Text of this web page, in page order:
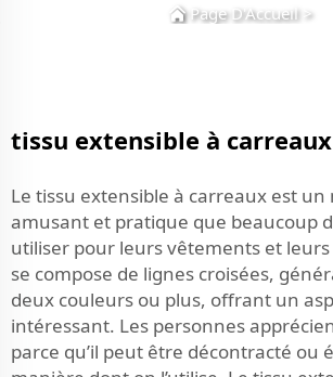
Page D'Accueil>
tissu extensible à carreaux
Le tissu extensible à carreaux est un
amusant et pratique que beaucoup
utiliser pour leurs vêtements et
se compose de lignes croisées,
deux couleurs ou plus, offrant un
intéressant. Les personnes
parce qu’il peut être décontracté ou